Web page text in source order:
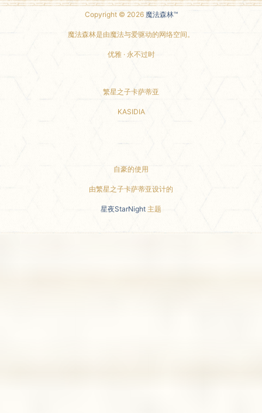
Copyright © 2026 魔法森林™
魔法森林是由魔法与爱驱动的网络空间。
优雅 · 永不过时
繁星之子卡萨蒂亚
KASIDIA
自豪的使用
由繁星之子卡萨蒂亚设计的
星夜StarNight 主题